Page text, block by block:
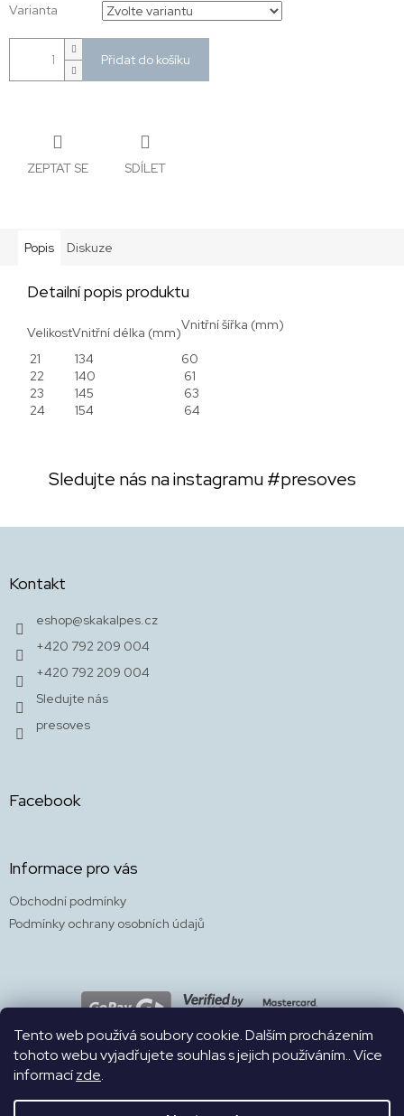
Tento web používá soubory cookie. Dalším procházením
tohoto webu vyjadřujete souhlas s jejich používáním.. Více
informacízde.
Varianta
Přidat do košíku
ZEPTAT SE SDÍLET
Popis Diskuze
Detailní popis produktu
VelikostVnitřní délka (mm)Vnitřní šířka (mm)
21 134
60
22
140
61
23
145
63
24
154 64
Sledujte nás na instagramu#presoves
Kontakt
eshop@skakalpes.cz
+420 792 209 004
+420 792 209 004
Sledujte nás
presoves
Facebook
Informace pro vás
Obchodní podmínky
Podmínky ochrany osobních údajů